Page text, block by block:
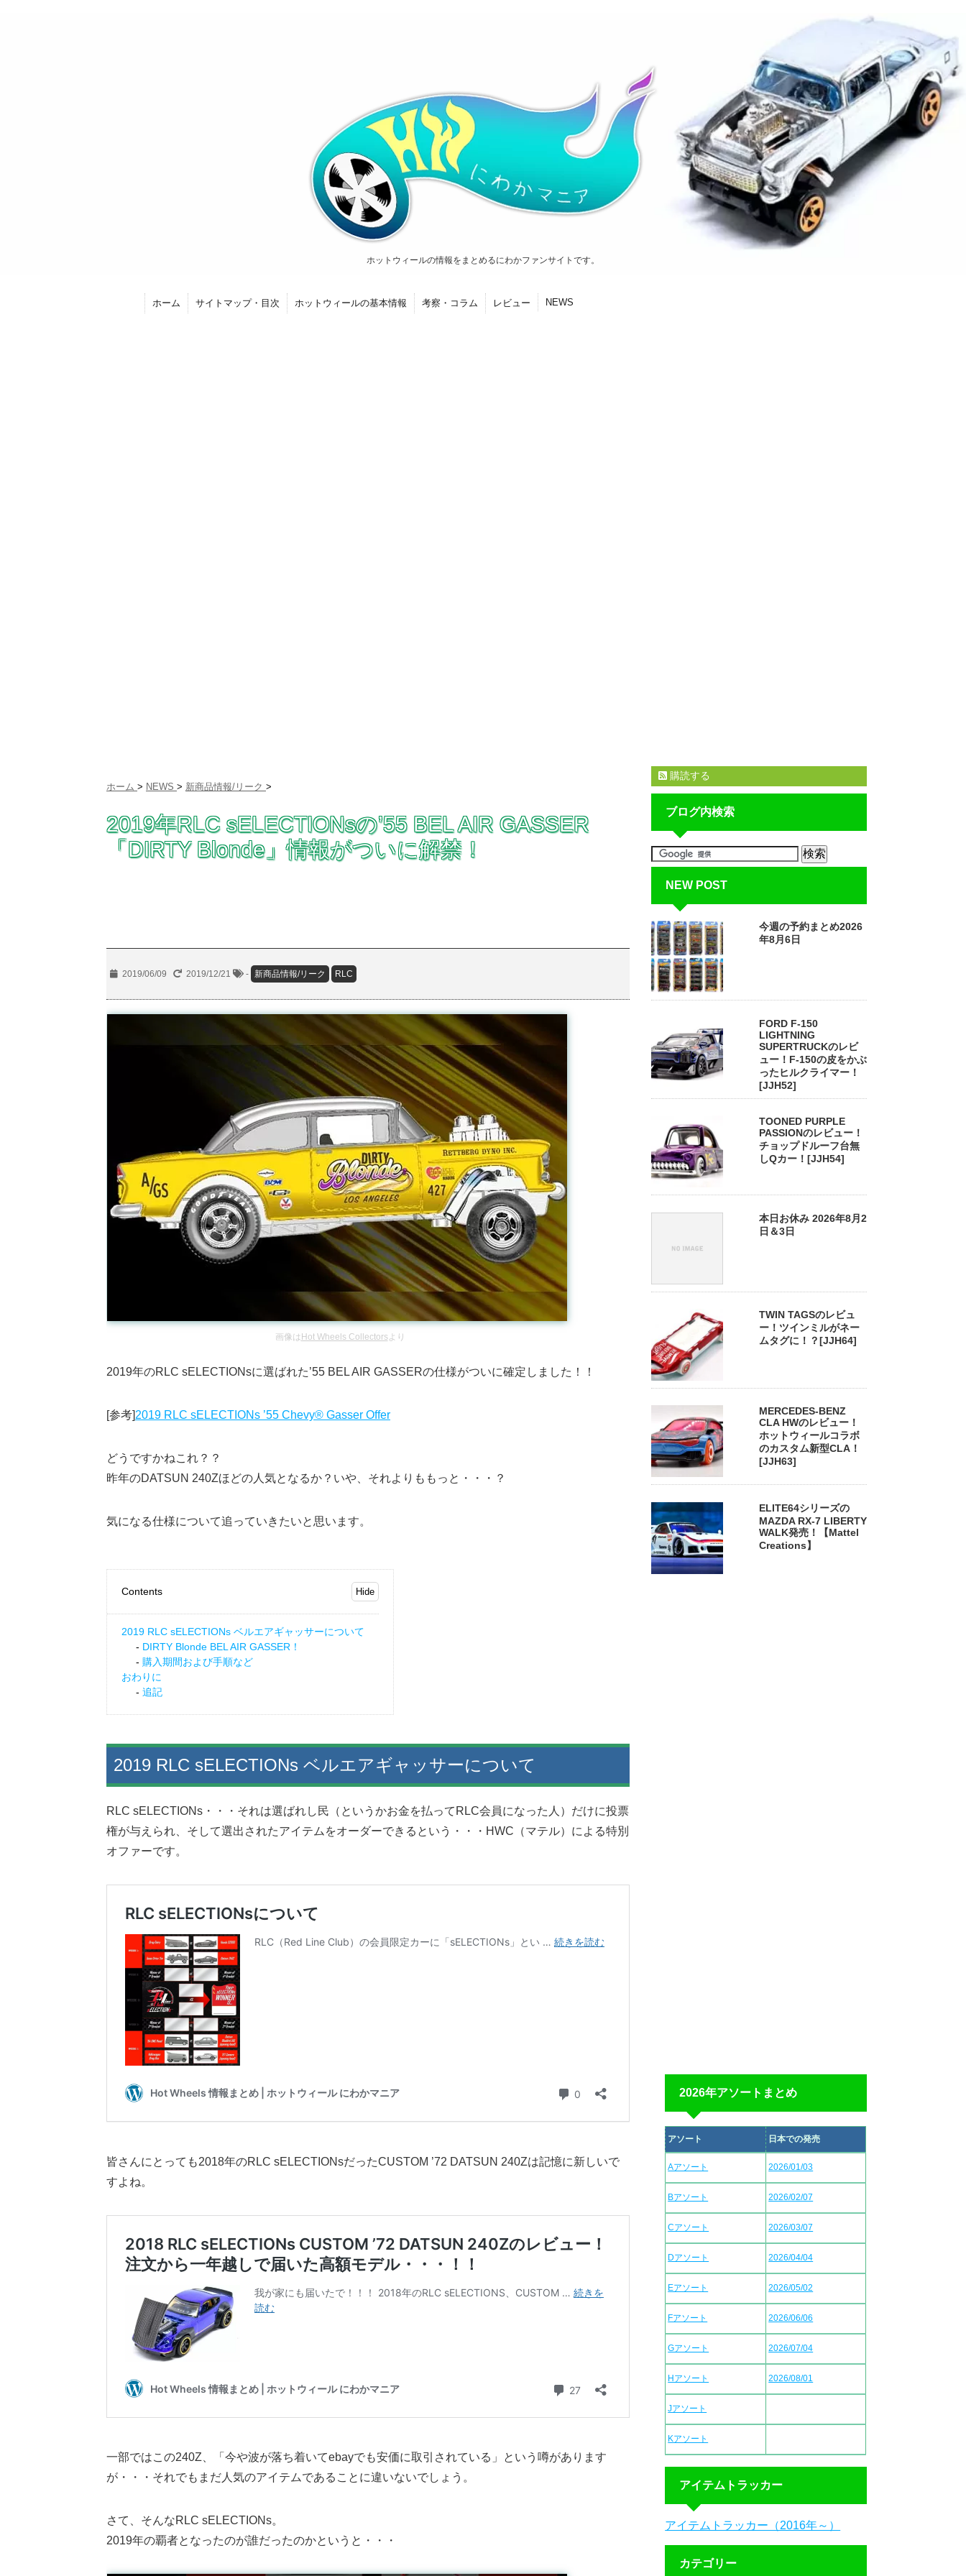
ホットウィールの情報をまとめるにわかファンサイトです。
ホーム サイトマップ・目次 ホットウィールの基本情報 考察・コラム レビュー NEWS
ホーム > NEWS > 新商品情報/リーク >
2019年RLC sELECTIONsの’55 BEL AIR GASSER
「DIRTY Blonde」情報がついに解禁！
2019/06/09 2019/12/21 - 新商品情報/リーク RLC
画像は Hot Wheels Collectors より
2019年のRLC sELECTIONsに選ばれた’55 BEL AIR GASSERの仕様がついに確定しました！！
[参考]2019 RLC sELECTIONs ’55 Chevy® Gasser Offer
どうですかねこれ？？
昨年のDATSUN 240Zほどの人気となるか？いや、それよりももっと・・・？
気になる仕様について追っていきたいと思います。
Contents
2019 RLC sELECTIONs ベルエアギャッサーについて
DIRTY Blonde BEL AIR GASSER！
購入期間および手順など
おわりに
追記
2019 RLC sELECTIONs ベルエアギャッサーについて
RLC sELECTIONs・・・それは選ばれし民（というかお金を払ってRLC会員になった人）だけに投票
権が与えられ、そして選出されたアイテムをオーダーできるという・・・HWC（マテル）による特別
オファーです。
皆さんにとっても2018年のRLC sELECTIONsだったCUSTOM ’72 DATSUN 240Zは記憶に新しいで
すよね。
一部ではこの240Z、「今や波が落ち着いてebayでも安価に取引されている」という噂があります
が・・・それでもまだ人気のアイテムであることに違いないでしょう。
さて、そんなRLC sELECTIONs。
2019年の覇者となったのが誰だったのかというと・・・
購読する
ブログ内検索
NEW POST
今週の予約まとめ2026
年8月6日
FORD F-150
LIGHTNING
SUPERTRUCKのレビ
ュー！F-150の皮をかぶ
ったヒルクライマー！
[JJH52]
TOONED PURPLE
PASSIONのレビュー！
チョップドルーフ台無
しQカー！[JJH54]
本日お休み 2026年8月2
日＆3日
TWIN TAGSのレビュ
ー！ツインミルがネー
ムタグに！？[JJH64]
MERCEDES-BENZ
CLA HWのレビュー！
ホットウィールコラボ
のカスタム新型CLA！
[JJH63]
ELITE64シリーズの
MAZDA RX-7 LIBERTY
WALK発売！【Mattel
Creations】
2026年アソートまとめ
アソート 日本での発売
Aアソート 2026/01/03
Bアソート 2026/02/07
Cアソート 2026/03/07
Dアソート 2026/04/04
Eアソート 2026/05/02
Fアソート 2026/06/06
Gアソート 2026/07/04
Hアソート 2026/08/01
Jアソート
Kアソート
アイテムトラッカー
アイテムトラッカー（2016年～）
カテゴリー